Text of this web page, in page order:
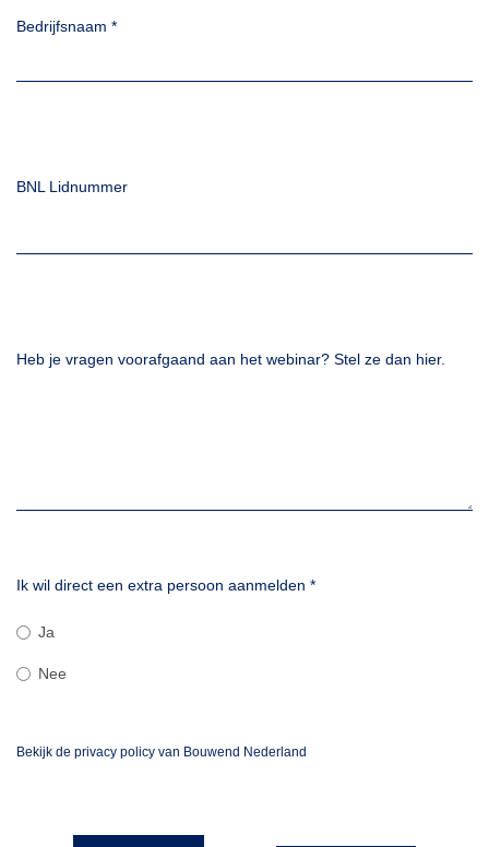
Bedrijfsnaam *
BNL Lidnummer
Heb je vragen voorafgaand aan het webinar? Stel ze dan hier.
Ik wil direct een extra persoon aanmelden *
Ja
Nee
Bekijk de privacy policy van Bouwend Nederland